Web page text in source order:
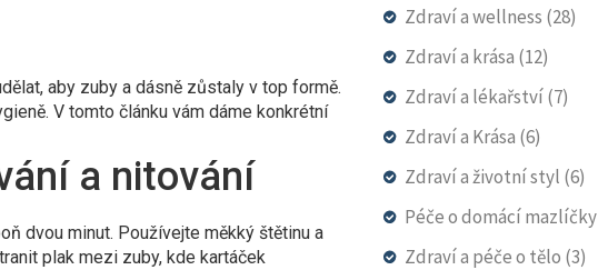
aby zuby a dásně zůstaly v top formě.
V tomto článku vám dáme konkrétní
a nitování
dvou minut. Používejte měkký štětinu a
plak mezi zuby, kde kartáček
Zdraví a wellness (28)
Zdraví a krása (12)
Zdraví a lékařství(7)
Zdraví a Krása (6)
Zdraví a životní styl (6)
Péče o domácí mazlíčky
Zdraví a péče o tělo (3)